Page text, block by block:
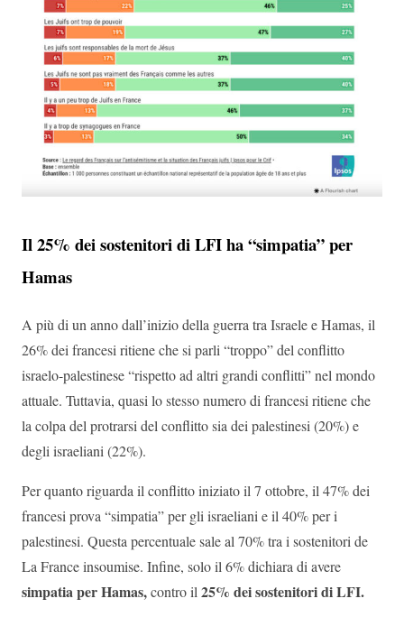
Il 25% dei sostenitori di LFI ha “simpatia” per
Hamas
A più di un anno dall’inizio della guerra tra Israele e Hamas, il
26% dei francesi ritiene che si parli “troppo” del conflitto
israelo-palestinese “rispetto ad altri grandi conflitti” nel mondo
attuale. Tuttavia, quasi lo stesso numero di francesi ritiene che
la colpa del protrarsi del conflitto sia dei palestinesi (20%) e
degli israeliani (22%).
Per quanto riguarda il conflitto iniziato il 7 ottobre, il 47% dei
francesi prova “simpatia” per gli israeliani e il 40% per i
palestinesi. Questa percentuale sale al 70% tra i sostenitori de
La France insoumise. Infine, solo il 6% dichiara di avere
simpatia per Hamas,contro il 25% dei sostenitori di LFI.